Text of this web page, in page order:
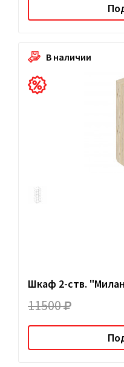
В наличии
Шкаф 2-ств.
11500